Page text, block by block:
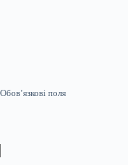
Обов’язкові поля